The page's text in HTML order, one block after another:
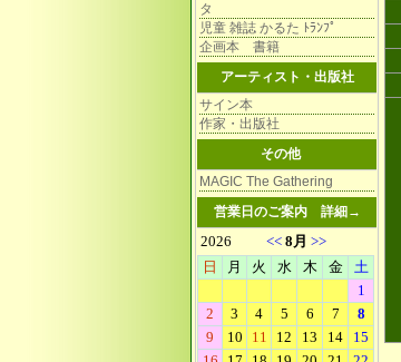
タ
児童 雑誌 かるた ﾄﾗﾝﾌﾟ
企画本 書籍
アーティスト・出版社
サイン本
作家・出版社
その他
MAGIC The Gathering
営業日のご案内 詳細→